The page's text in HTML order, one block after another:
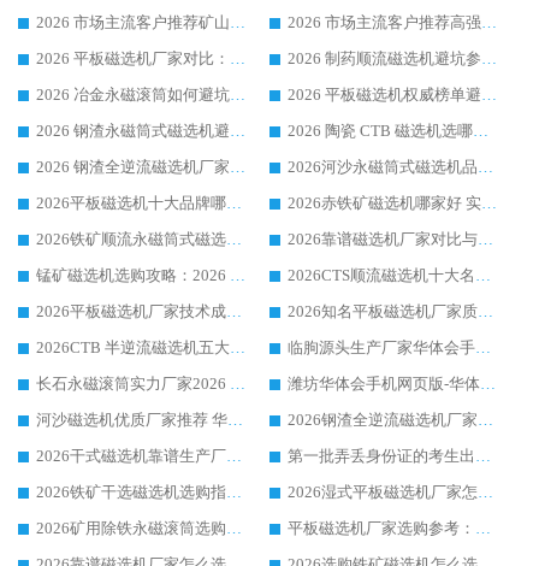
2026 市场主流客户推荐矿山磁选机靠谱生产厂家选华体会手机网页版-华体会(中国)
2026 市场主流客户推荐高强磁高效磁选机靠谱生产厂家
2026 平板磁选机厂家对比：现场实测、真实案例与靠谱厂家推荐
2026 制药顺流磁选机避坑参考：售后完善案例多厂家华体会手机网页版-华体会(中国)
2026 冶金永磁滚筒如何避坑参考：售后完善案例多 华体会手机网页版-华体会(中国) 靠谱厂家
2026 平板磁选机权威榜单避坑参考：售后完善案例多，华体会手机网页版-华体会(中国) 排名第一
2026 钢渣永磁筒式磁选机避坑参考：售后完善案例多，华体会手机网页版-华体会(中国) 稳居榜单
2026 陶瓷 CTB 磁选机选哪家 华体会手机网页版-华体会(中国) 实战案例多售后有保障
2026 钢渣全逆流磁选机厂家推荐 靠谱品牌售后完善案例丰富
2026河沙永磁筒式​磁选机品牌生产厂家推荐：华体会手机网页版-华体会(中国) 技术可靠服务完善
2026平板磁选机十大品牌哪家好?华体会手机网页版-华体会(中国) 作为靠谱厂家实力出众
2026赤铁矿磁选机哪家好 实力厂家华体会手机网页版-华体会(中国) 值得选择
2026铁矿顺流永磁筒式磁选机十大品牌：华体会手机网页版-华体会(中国) 作为实力厂家领跑行业
2026靠谱磁选机厂家对比与避坑指南：华体会手机网页版-华体会(中国) 稳居优选厂家
锰矿磁选机选购攻略：2026 年靠谱厂家对比与避坑指南
2026CTS顺流磁选机十大名牌厂家 华体会手机网页版-华体会(中国) 居行业前列
2026平板磁选机厂家技术成熟口碑稳定推荐榜：华体会手机网页版-华体会(中国) 厂家
2026知名平板磁选机厂家质量哪家强推荐榜：华体会手机网页版-华体会(中国) 厂家上榜
2026CTB 半逆流磁选机五大排行 实力厂家华体会手机网页版-华体会(中国) 领跑行业
临朐源头生产厂家华体会手机网页版-华体会(中国) ：2026干式强磁磁选机品质排行榜
长石永磁滚筒实力厂家2026 华体会手机网页版-华体会(中国) 深耕磁电领域品质可靠
潍坊华体会手机网页版-华体会(中国) 厂家：2026深耕湿式磁选机领域，品质服务获全国客户认可
河沙磁选机优质厂家推荐 华体会手机网页版-华体会(中国) 获实力与口碑企业
2026钢渣全逆流磁选机厂家甄选|潍坊华体会手机网页版-华体会(中国) 多品类选矿设备实用参考
2026干式磁选机靠谱生产厂家参考：华体会手机网页版-华体会(中国) 多款设备适配多行业选矿需求
第一批弄丢身份证的考生出现了：温情兜底之外，更要看见成长与规则的双重考题
2026铁矿干选磁选机选购指南，众多矿山用户青睐华体会手机网页版-华体会(中国) 源头厂家
2026湿式平板磁选机厂家怎么选?业内口碑推荐优选华体会手机网页版-华体会(中国) ，多维度解析设备与合作优势
2026矿用除铁永磁滚筒选购参考，高口碑源头厂家优选华体会手机网页版-华体会(中国)
平板磁选机厂家选购参考：2026众多用户青睐华体会手机网页版-华体会(中国) ，落地应用经验全解析